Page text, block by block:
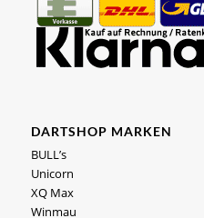
DARTSHOP MARKEN
BULL’s
Unicorn
XQ Max
Winmau